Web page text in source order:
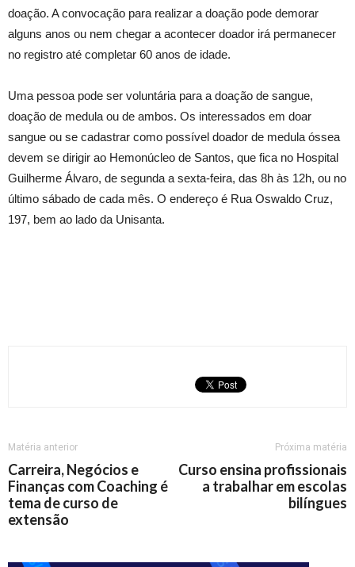
doação. A convocação para realizar a doação pode demorar
alguns anos ou nem chegar a acontecer doador irá permanecer
no registro até completar 60 anos de idade.
Uma pessoa pode ser voluntária para a doação de sangue,
doação de medula ou de ambos. Os interessados em doar
sangue ou se cadastrar como possível doador de medula óssea
devem se dirigir ao Hemonúcleo de Santos, que fica no Hospital
Guilherme Álvaro, de segunda a sexta-feira, das 8h às 12h, ou no
último sábado de cada mês. O endereço é Rua Oswaldo Cruz,
197, bem ao lado da Unisanta.
Matéria anterior
Carreira, Negócios e
Finanças com Coaching é
tema de curso de
extensão
Próxima matéria
Curso ensina profissionais
a trabalhar em escolas
bilíngues